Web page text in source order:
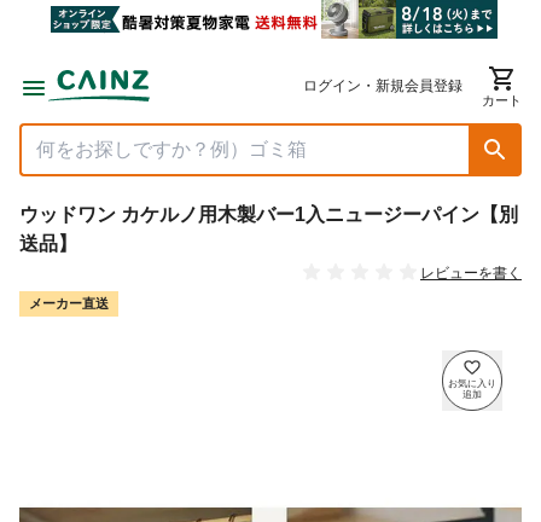
ログイン・新規会員登録
カート
ウッドワン カケルノ用木製バー1入ニュージーパイン【別
送品】
レビューを書く
メーカー直送